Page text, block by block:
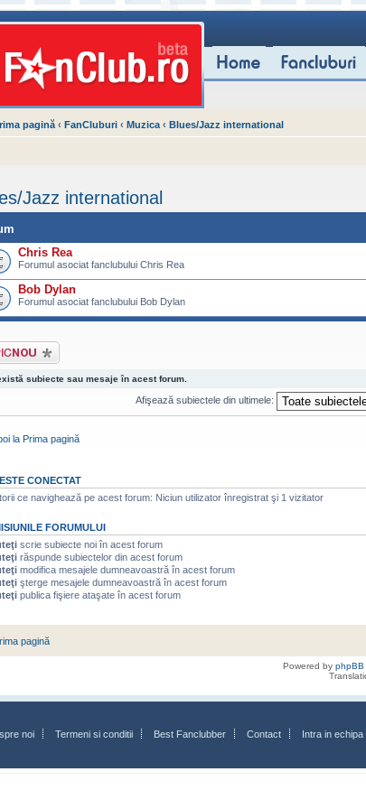
pagină ‹ FanCluburi ‹ Muzica ‹ Blues/Jazz international
Jazz international
Chris Rea
Forumul asociat fanclubului Chris Rea
Bob Dylan
Forumul asociat fanclubului Bob Dylan
subiect
subiecte sau mesaje în acest forum.
Afişează subiectele din ultimele:
la Prima pagină
CONECTAT
ce navighează pe acest forum: Niciun utilizator înregistrat şi 1 vizitator
FORUMULUI
scrie subiecte noi în acest forum
răspunde subiectelor din acest forum
modifica mesajele dumneavoastră în acest forum
şterge mesajele dumneavoastră în acest forum
publica fişiere ataşate în acest forum
pagină
Powered by phpBB
noi Termeni si conditii Best Fanclubber Contact Intra in echipa